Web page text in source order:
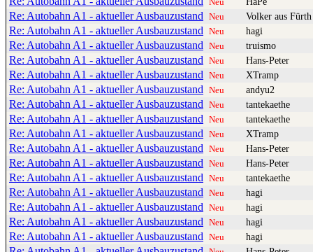
Re: Autobahn A1 - aktueller Ausbauzustand Neu Volker aus Fürth
Re: Autobahn A1 - aktueller Ausbauzustand Neu hagi
Re: Autobahn A1 - aktueller Ausbauzustand Neu truismo
Re: Autobahn A1 - aktueller Ausbauzustand Neu Hans-Peter
Re: Autobahn A1 - aktueller Ausbauzustand Neu XTramp
Re: Autobahn A1 - aktueller Ausbauzustand Neu andyu2
Re: Autobahn A1 - aktueller Ausbauzustand Neu tantekaethe
Re: Autobahn A1 - aktueller Ausbauzustand Neu tantekaethe
Re: Autobahn A1 - aktueller Ausbauzustand Neu XTramp
Re: Autobahn A1 - aktueller Ausbauzustand Neu Hans-Peter
Re: Autobahn A1 - aktueller Ausbauzustand Neu Hans-Peter
Re: Autobahn A1 - aktueller Ausbauzustand Neu tantekaethe
Re: Autobahn A1 - aktueller Ausbauzustand Neu hagi
Re: Autobahn A1 - aktueller Ausbauzustand Neu hagi
Re: Autobahn A1 - aktueller Ausbauzustand Neu hagi
Re: Autobahn A1 - aktueller Ausbauzustand Neu hagi